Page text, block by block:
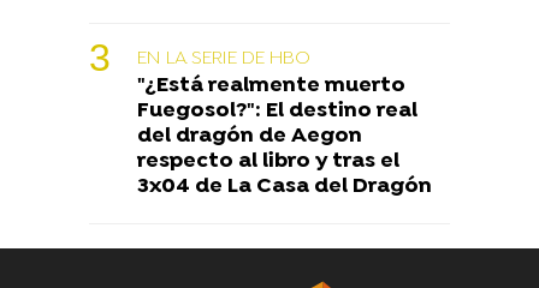
EN LA SERIE DE HBO
"¿Está realmente muerto
Fuegosol?": El destino real
del dragón de Aegon
respecto al libro y tras el
3x04 de La Casa del Dragón